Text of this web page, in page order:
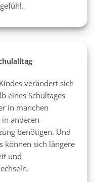
verändert sich
eines Schultages
in manchen
anderen
benötigen. Und
können sich längere
und